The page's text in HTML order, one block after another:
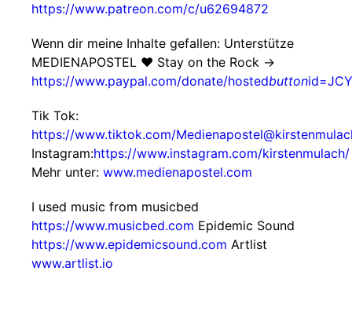
https://www.patreon.com/c/u62694872
Wenn dir meine Inhalte gefallen: Unterstütze
MEDIENAPOSTEL ❤️ Stay on the Rock →
https://www.paypal.com/donate/hostedbutton
Tik Tok:
https://www.tiktok.com/
Instagram:https://www.instagram.com/kirstenmulach/
Mehr unter: www.medienapostel.com
I used music from musicbed
https://www.musicbed.com Epidemic Sound
https://www.epidemicsound.com Artlist
www.artlist.io